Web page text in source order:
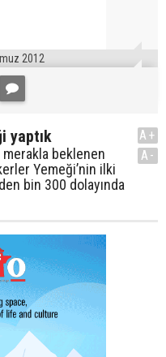
2012
yaptık
merakla beklenen
Yemeği’nin ilki
bin 300 dolayında
A+
A-